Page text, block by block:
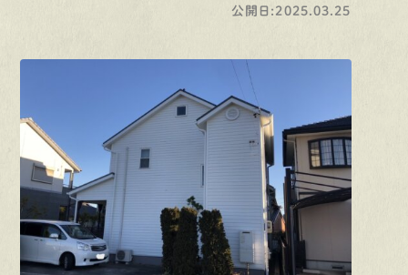
公開日:2025.03.25